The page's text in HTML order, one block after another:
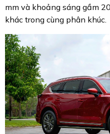
mm và khoảng sáng gầm
khác trong cùng phân khúc.